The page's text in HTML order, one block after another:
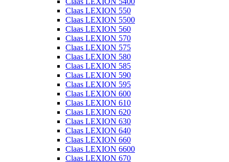
Claas LEXION 550
Claas LEXION 5500
Claas LEXION 560
Claas LEXION 570
Claas LEXION 575
Claas LEXION 580
Claas LEXION 585
Claas LEXION 590
Claas LEXION 595
Claas LEXION 600
Claas LEXION 610
Claas LEXION 620
Claas LEXION 630
Claas LEXION 640
Claas LEXION 660
Claas LEXION 6600
Claas LEXION 670